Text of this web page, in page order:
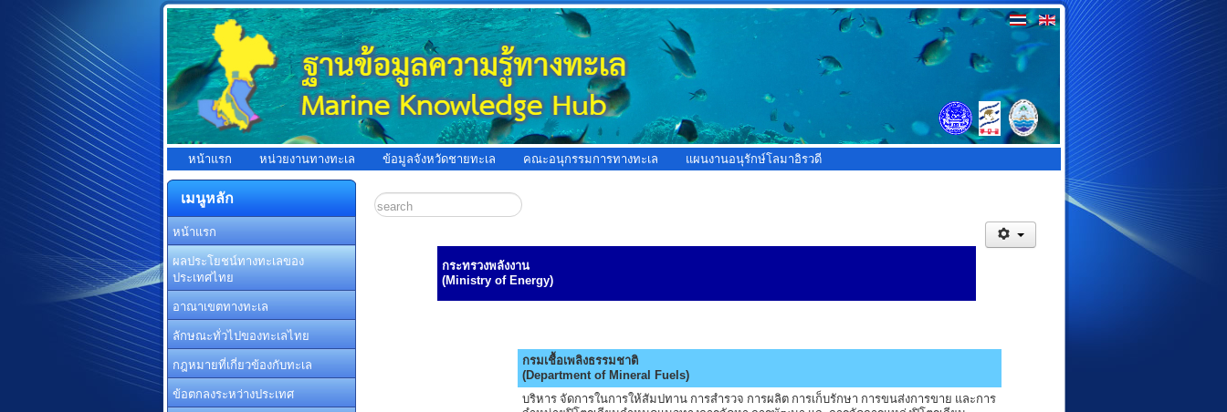
หน้าแรก หน่วยงานทางทะเล ข้อมูลจังหวัดชายทะเล คณะอนุกรรมการทางทะเล แผนงานอนุรักษ์โลมาอิรวดี
เมนูหลัก
หน้าแรก
ผลประโยชน์ทางทะเลของ
ประเทศไทย
อาณาเขตทางทะเล
ลักษณะทั่วไปของทะเลไทย
กฎหมายที่เกี่ยวข้องกับทะเล
ข้อตกลงระหว่างประเทศ
กระทรวงพลังงาน
(Ministry of Energy)
กรมเชื้อเพลิงธรรมชาติ
(Department of Mineral Fuels)
บริหาร จัดการในการให้สัมปทาน การสำรวจ การผลิต การเก็บรักษา การขนส่งการขาย และการ